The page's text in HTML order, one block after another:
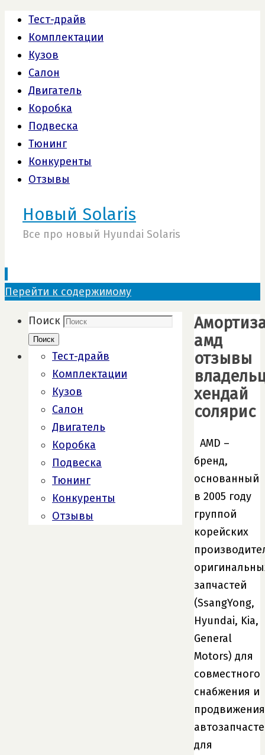
Тест-драйв
Комплектации
Кузов
Салон
Двигатель
Коробка
Подвеска
Тюнинг
Конкуренты
Отзывы
Новый Solaris
Все про новый Hyundai Solaris
Перейти к содержимому
амд
отзывы
хендай
солярис
AMD –
бренд,
основанный
в 2005 году
группой
корейских
запчастей
(SsangYong,
Hyundai, Kia,
General
Motors) для
совместного
снабжения и
продвижения
для
Поиск
Поиск
Тест-драйв
Комплектации
Кузов
Салон
Двигатель
Коробка
Подвеска
Тюнинг
Конкуренты
Отзывы